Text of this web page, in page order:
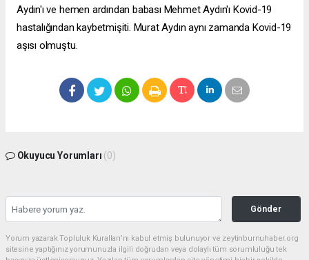
Aydın'ı ve hemen ardından babası Mehmet Aydın'ı Kovid-19
hastalığından kaybetmişiti. Murat Aydın aynı zamanda Kovid-19
aşısı olmuştu.
Okuyucu Yorumları (0)
Gönder
Yorum yazarak Topluluk Kuralları’nı kabul etmiş bulunuyor ve zeytinburnuhaber.org
sitesine yaptığınız yorumunuzla ilgili doğrudan veya dolaylı tüm sorumluluğu tek